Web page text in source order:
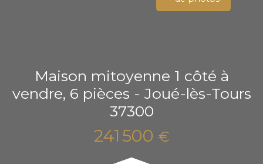
Maison mitoyenne 1 côté à
vendre, 6 pièces - Joué-lès-Tours
37300
241 500 €